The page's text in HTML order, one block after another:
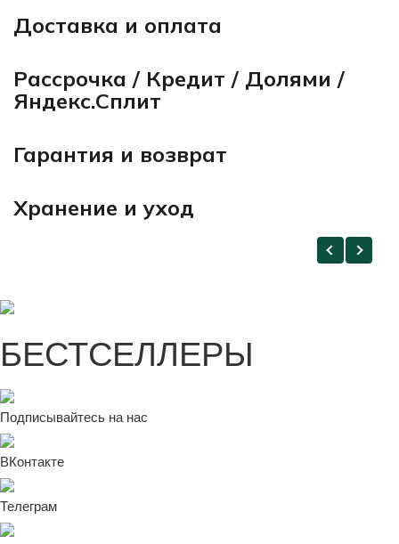
Доставка и оплата
Рассрочка / Кредит / Долями /
Яндекс.Сплит
Гарантия и возврат
Хранение и уход
БЕСТСЕЛЛЕРЫ
Подписывайтесь на нас
ВКонтакте
Телеграм